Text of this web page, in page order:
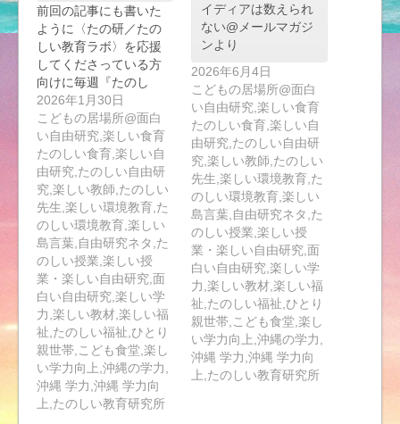
前回の記事にも書いた
ように〈たの研／たの
しい教育ラボ〉を応援
してくださっている方
向けに毎週『たのし
い…
2026年1月30日
こどもの居場所@面白
い自由研究,楽しい食育
たのしい食育,楽しい自
由研究,たのしい自由研
究,楽しい教師,たのしい
先生,楽しい環境教育,た
のしい環境教育,楽しい
島言葉,自由研究ネタ,た
のしい授業,楽しい授
業・楽しい自由研究,面
白い自由研究,楽しい学
力,楽しい教材,楽しい福
祉,たのしい福祉,ひとり
親世帯,こども食堂,楽し
い学力向上,沖縄の学力,
沖縄 学力,沖縄 学力向
上,たのしい教育研究所
イディアは数えられ
ない@メールマガジ
ンより
2026年6月4日
こどもの居場所@面白
い自由研究,楽しい食育
たのしい食育,楽しい自
由研究,たのしい自由研
究,楽しい教師,たのしい
先生,楽しい環境教育,た
のしい環境教育,楽しい
島言葉,自由研究ネタ,た
のしい授業,楽しい授
業・楽しい自由研究,面
白い自由研究,楽しい学
力,楽しい教材,楽しい福
祉,たのしい福祉,ひとり
親世帯,こども食堂,楽し
い学力向上,沖縄の学力,
沖縄 学力,沖縄 学力向
上,たのしい教育研究所